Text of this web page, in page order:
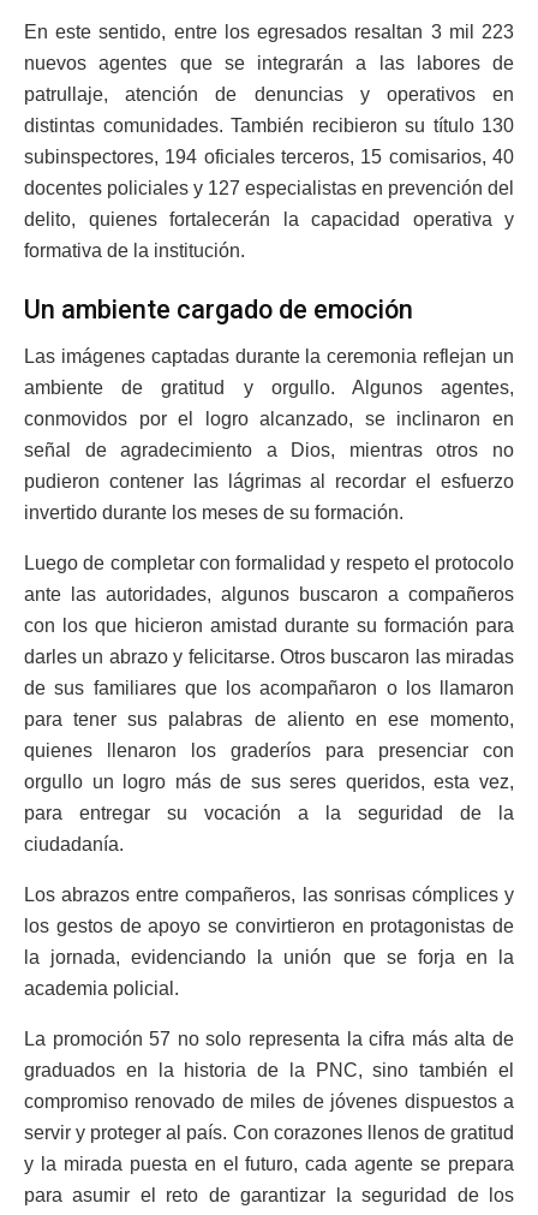
En este sentido, entre los egresados resaltan 3 mil 223
nuevos agentes que se integrarán a las labores de
patrullaje, atención de denuncias y operativos en
distintas comunidades. También recibieron su título 130
subinspectores, 194 oficiales terceros, 15 comisarios, 40
docentes policiales y 127 especialistas en prevención del
delito, quienes fortalecerán la capacidad operativa y
formativa de la institución.
Un ambiente cargado de emoción
Las imágenes captadas durante la ceremonia reflejan un
ambiente de gratitud y orgullo. Algunos agentes,
conmovidos por el logro alcanzado, se inclinaron en
señal de agradecimiento a Dios, mientras otros no
pudieron contener las lágrimas al recordar el esfuerzo
invertido durante los meses de su formación.
Luego de completar con formalidad y respeto el protocolo
ante las autoridades, algunos buscaron a compañeros
con los que hicieron amistad durante su formación para
darles un abrazo y felicitarse. Otros buscaron las miradas
de sus familiares que los acompañaron o los llamaron
para tener sus palabras de aliento en ese momento,
quienes llenaron los graderíos para presenciar con
orgullo un logro más de sus seres queridos, esta vez,
para entregar su vocación a la seguridad de la
ciudadanía.
Los abrazos entre compañeros, las sonrisas cómplices y
los gestos de apoyo se convirtieron en protagonistas de
la jornada, evidenciando la unión que se forja en la
academia policial.
La promoción 57 no solo representa la cifra más alta de
graduados en la historia de la PNC, sino también el
compromiso renovado de miles de jóvenes dispuestos a
servir y proteger al país. Con corazones llenos de gratitud
y la mirada puesta en el futuro, cada agente se prepara
para asumir el reto de garantizar la seguridad de los